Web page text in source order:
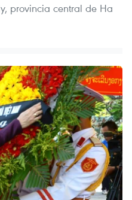
provincia central de Ha